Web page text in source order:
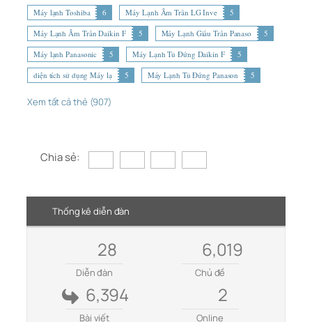
Máy lạnh Toshiba
6 Máy Lạnh Âm Trần LG Inve
5
Máy Lạnh Âm Trần Daikin F
5 Máy Lạnh Giấu Trần Panaso
5
Máy lạnh Panasonic
5 Máy Lạnh Tủ Đứng Daikin F
5
diện tích sử dụng Máy lạ
5 Máy Lạnh Tủ Đứng Panason 5
Xem tất cả thẻ (907)
Chia sẻ:
Thống kê diễn đàn
28
Diễn đàn
6,019
Chủ đề
6,394
Bài viết
2
Online